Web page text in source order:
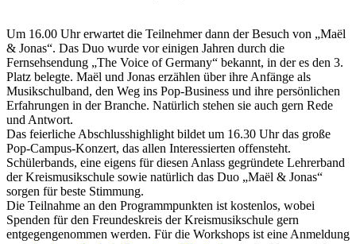
Um 16.00 Uhr erwartet die Teilnehmer dann der Besuch von „Maël
& Jonas“. Das Duo wurde vor einigen Jahren durch die
Fernsehsendung „The Voice of Germany“ bekannt, in der es den 3.
Platz belegte. Maël und Jonas erzählen über ihre Anfänge als
Musikschulband, den Weg ins Pop-Business und ihre persönlichen
Erfahrungen in der Branche. Natürlich stehen sie auch gern Rede
und Antwort.
Das feierliche Abschlusshighlight bildet um 16.30 Uhr das große
Pop-Campus-Konzert, das allen Interessierten offensteht.
Schülerbands, eine eigens für diesen Anlass gegründete Lehrerband
der Kreismusikschule sowie natürlich das Duo „Maël & Jonas“
sorgen für beste Stimmung.
Die Teilnahme an den Programmpunkten ist kostenlos, wobei
Spenden für den Freundeskreis der Kreismusikschule gern
entgegengenommen werden. Für die Workshops ist eine Anmeldung